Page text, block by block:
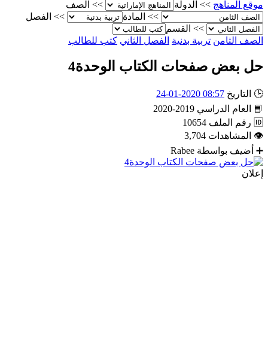
موقع المناهج >> الدولة >>
الصف
>>
المادة >>
الفصل
>>
القسم
الصف الثامن تربية بدنية الفصل الثاني كتب للطالب
حل بعض صفحات الكتاب الوحدة4
🕒 التاريخ 08:57 2020-01-24
📘
العام الدراسي 2019-2020
🆔 رقم الملف 10654
👁
المشاهدات 3,704
➕
أضيف بواسطة Rabee
إعلان